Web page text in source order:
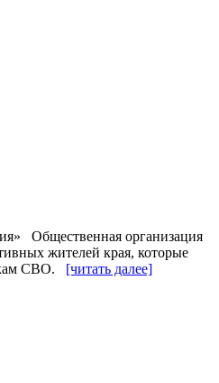
Общественная организация
жителей края, которые
СВО. [читать далее]